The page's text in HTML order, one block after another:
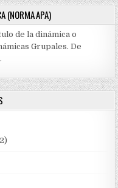
(NORMA APA)
de la dinámica o
Grupales. De